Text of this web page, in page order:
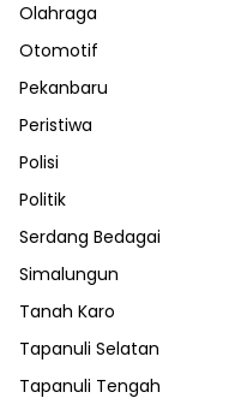
Olahraga
Otomotif
Pekanbaru
Peristiwa
Polisi
Politik
Serdang Bedagai
Simalungun
Tanah Karo
Tapanuli Selatan
Tapanuli Tengah